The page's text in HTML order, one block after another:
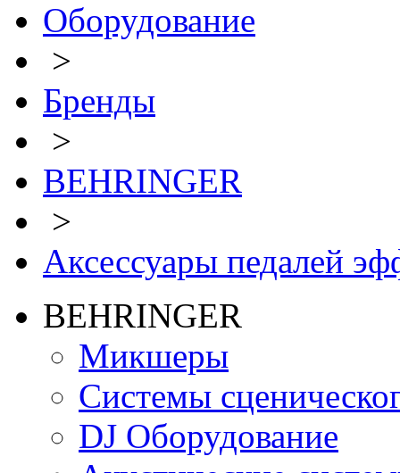
Оборудование
>
Бренды
>
BEHRINGER
>
Аксессуары педалей
BEHRINGER
Микшеры
Системы
DJ Оборудование